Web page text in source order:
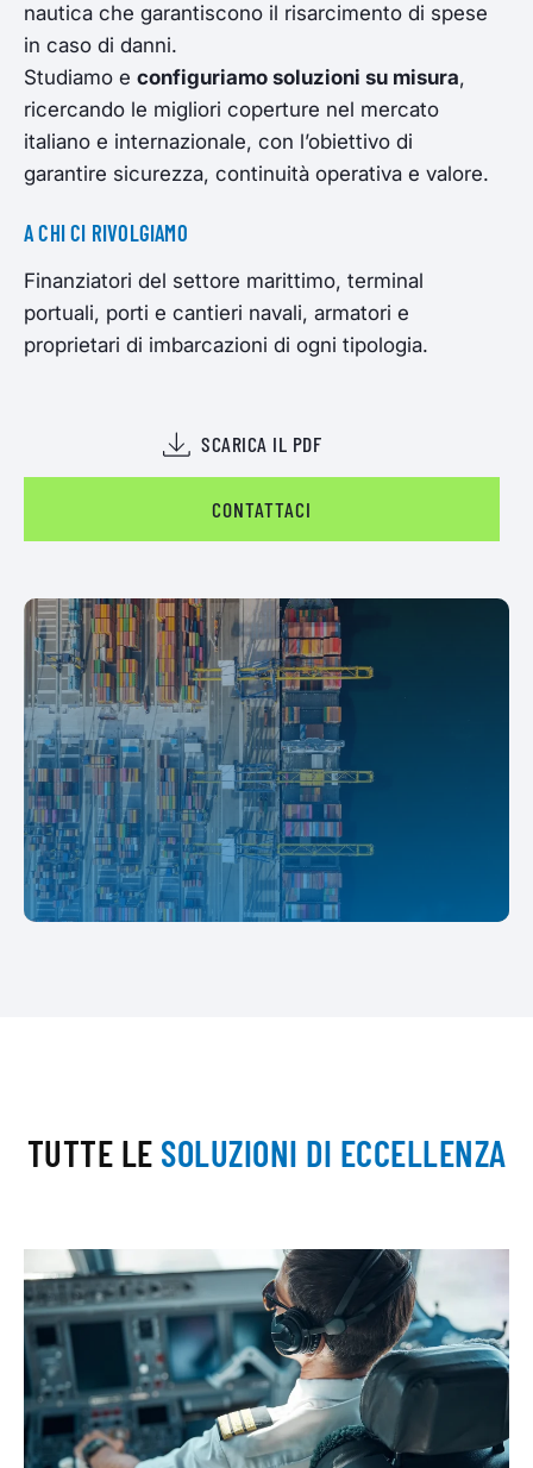
nautica che garantiscono il risarcimento di spese
in caso di danni.
Studiamo e configuriamo soluzioni su misura,
ricercando le migliori coperture nel mercato
italiano e internazionale, con l’obiettivo di
garantire sicurezza, continuità operativa e valore.
A CHI CI RIVOLGIAMO
Finanziatori del settore marittimo, terminal
portuali, porti e cantieri navali, armatori e
proprietari di imbarcazioni di ogni tipologia.
SCARICA IL PDF
CONTATTACI
TUTTE LE SOLUZIONI DI ECCELLENZA